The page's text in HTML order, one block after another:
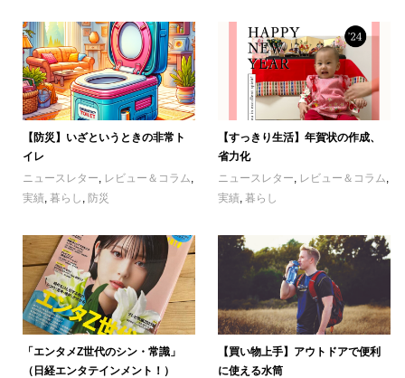
【防災】いざというときの非常ト
イレ
ニュースレター, レビュー＆コラム,
実績, 暮らし , 防災
【すっきり生活】年賀状の作成、
省力化
ニュースレター, レビュー＆コラム,
実績,暮らし
「エンタメZ世代のシン・常識」
（日経エンタテインメント！）
【買い物上手】アウトドアで便利
に使える水筒